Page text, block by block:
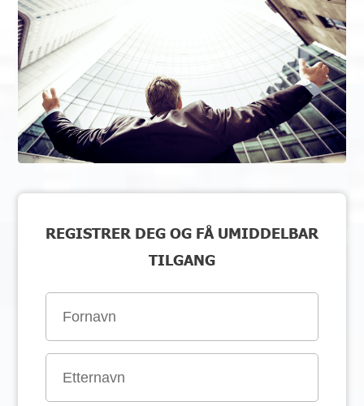
REGISTRER DEG OG FÅ UMIDDELBAR
TILGANG